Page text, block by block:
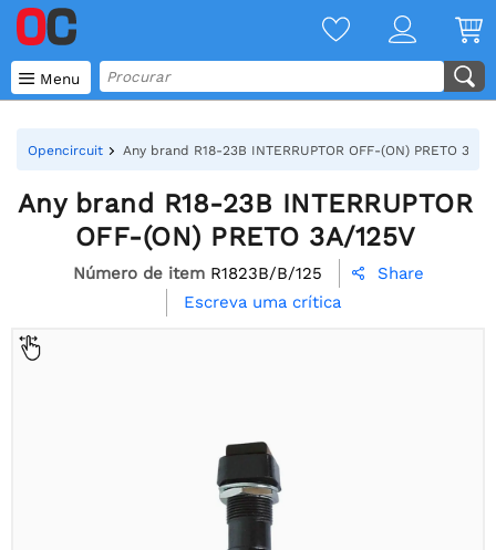
 Menu
Opencircuit Any brand R18-23B INTERRUPTOR OFF-(ON) PRETO 3A/
Any brand R18-23B INTERRUPTOR
OFF-(ON) PRETO 3A/125V
Número de item R1823B/B/125 
Share
Escreva uma crítica